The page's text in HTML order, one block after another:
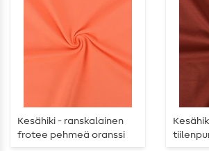
Kesähiki - ranskalainen
frotee pehmeä oranssi